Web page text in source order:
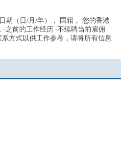
期（日/月/年），-国籍，-您的香港
-之前的工作经历 -不续聘当前雇佣
方式以供工作参考，请将所有信息